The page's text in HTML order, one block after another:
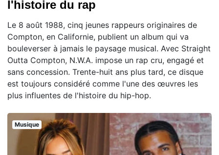
l'histoire du rap
Le 8 août 1988, cinq jeunes rappeurs originaires de
Compton, en Californie, publient un album qui va
bouleverser à jamais le paysage musical. Avec Straight
Outta Compton, N.W.A. impose un rap cru, engagé et
sans concession. Trente-huit ans plus tard, ce disque
est toujours considéré comme l'une des œuvres les
plus influentes de l'histoire du hip-hop.
Musique